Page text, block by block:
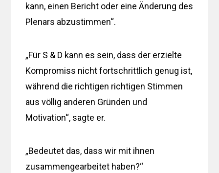
kann, einen Bericht oder eine Änderung des
Plenars abzustimmen“.
„Für S & D kann es sein, dass der erzielte
Kompromiss nicht fortschrittlich genug ist,
während die richtigen richtigen Stimmen
aus völlig anderen Gründen und
Motivation“, sagte er.
„Bedeutet das, dass wir mit ihnen
zusammengearbeitet haben?“